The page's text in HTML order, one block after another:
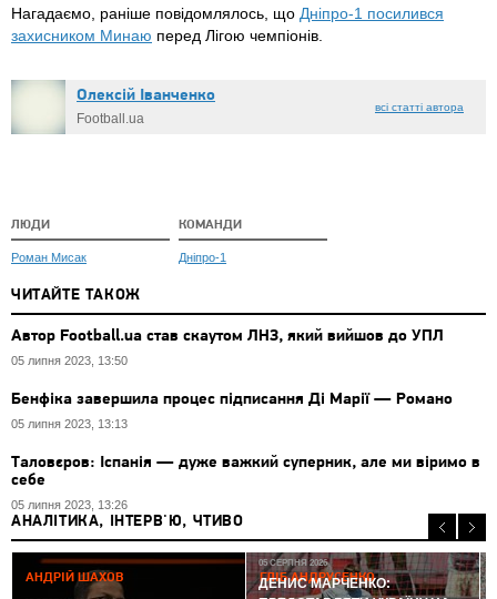
Нагадаємо, раніше повідомлялось, що Дніпро-1 посилився
захисником Минаю перед Лігою чемпіонів.
Олексій Іванченко
Football.ua
всі статті автора
ЛЮДИ
Роман Мисак
КОМАНДИ
Дніпро-1
ЧИТАЙТЕ ТАКОЖ
Автор Football.ua став скаутом ЛНЗ, який вийшов до УПЛ
05 липня 2023, 13:50
Бенфіка завершила процес підписання Ді Марії — Романо
05 липня 2023, 13:13
Таловєров: Іспанія — дуже важкий суперник, але ми віримо в
себе
05 липня 2023, 13:26
АНАЛІТИКА, ІНТЕРВ'Ю, ЧТИВО
АНДРІЙ ШАХОВ ГЛІБ АНДРУСЕНКО
05 СЕРПНЯ 2026
ДЕНИС МАРЧЕНКО: